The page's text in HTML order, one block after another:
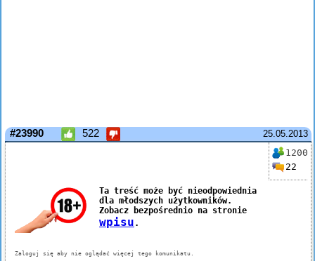
25.05.2013
#23990 522
1200
22